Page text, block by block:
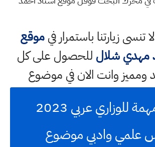
لا تنسى زيارتنا باستمرار فيموقع
مهدي شلال للحصول على كل
وانت الان في موضوع
اسئلة مهمة للوزاري عربي 2023
علمي وادبي موضوع